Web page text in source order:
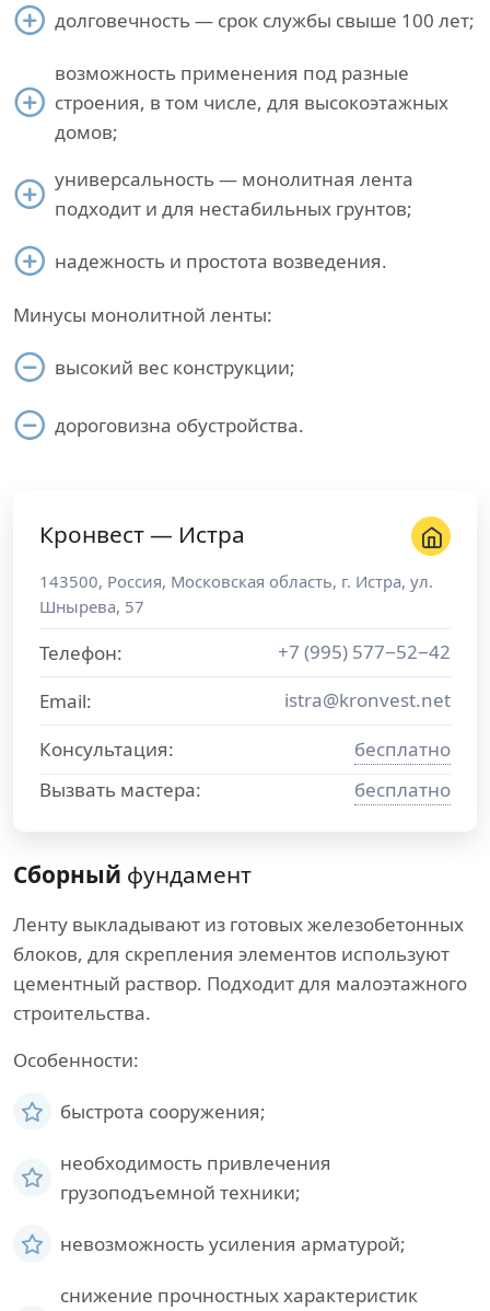
долговечность — срок службы свыше 100 лет;
возможность применения под разные
строения, в том числе, для высокоэтажных
домов;
универсальность — монолитная лента
подходит и для нестабильных грунтов;
надежность и простота возведения.
Минусы монолитной ленты:
высокий вес конструкции;
дороговизна обустройства.
Кронвест — Истра
143500, Россия, Московская область, г. Истра, ул.
Шнырева, 57
Телефон:
+7 (995) 577−52−42
Email:
istra@kronvest.net
Консультация:
бесплатно
Вызвать мастера:
бесплатно
Сборный фундамент
Ленту выкладывают из готовых железобетонных
блоков, для скрепления элементов используют
цементный раствор. Подходит для малоэтажного
строительства.
Особенности:
быстрота сооружения;
необходимость привлечения
грузоподъемной техники;
невозможность усиления арматурой;
снижение прочностных характеристик